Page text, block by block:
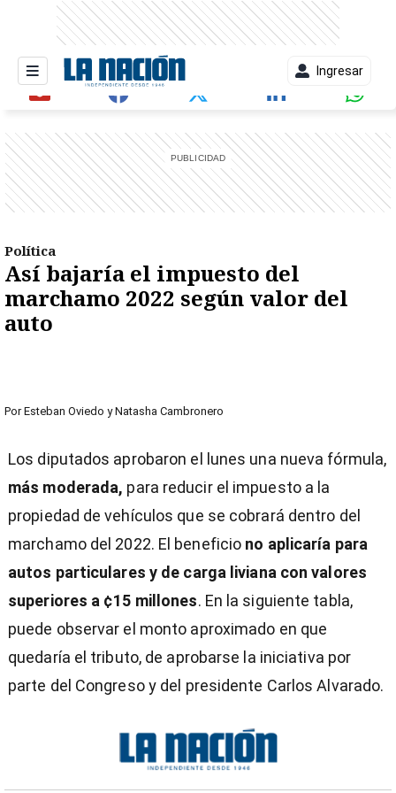
Ingresar
Política
Así bajaría el impuesto del
marchamo 2022 según valor del
auto
Por Esteban Oviedo y Natasha Cambronero
Los diputados aprobaron el lunes una nueva fórmula,
más moderada, para reducir el impuesto a la
propiedad de vehículos que se cobrará dentro del
marchamo del 2022. El beneficio no aplicaría para
autos particulares y de carga liviana con valores
superiores a ¢15 millones. En la siguiente tabla,
puede observar el monto aproximado en que
quedaría el tributo, de aprobarse la iniciativa por
parte del Congreso y del presidente Carlos Alvarado.